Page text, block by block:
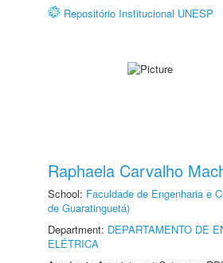
Repositório Institucional UNESP
Raphaela Carvalho
School: Faculdade de Engenharia e
de Guaratinguetá)
Department: DEPARTAMENTO DE
ELÉTRICA